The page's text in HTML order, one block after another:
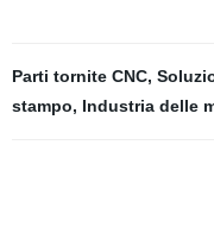
Parti tornite CNC,
stampo, Industria delle